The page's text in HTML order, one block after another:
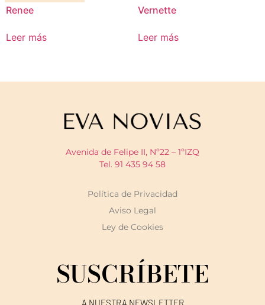
Renee
Leer más
Vernette
Leer más
Avenida de Felipe II, Nº22 – 1ºIZQ
Tel. 91 435 94 58
Política de Privacidad
Aviso Legal
Ley de Cookies
SUSCRÍBETE
A NUESTRA NEWSLETTER